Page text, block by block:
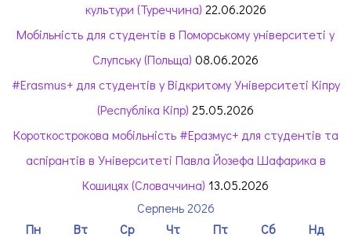
культури (Туреччина) 22.06.2026
Мобільність для студентів в Поморському університеті у
Слупську (Польща) 08.06.2026
#Erasmus+ для студентів у Відкритому Університеті Кіпру
(Республіка Кіпр) 25.05.2026
Короткострокова мобільність #Еразмус+ для студентів та
аспірантів в Університеті Павла Йозефа Шафарика в
Кошицях (Словаччина) 13.05.2026
Серпень 2026
Пн
Вт Ср Чт Пт Сб
Нд